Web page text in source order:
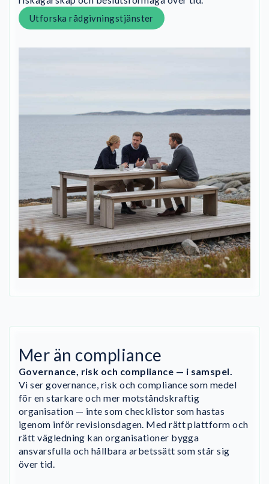
Utforska rådgivningstjänster
Mer än compliance
Governance, risk och compliance — i samspel.
Vi ser governance, risk och compliance som medel
för en starkare och mer motståndskraftig
organisation — inte som checklistor som hastas
igenom inför revisionsdagen. Med rätt plattform och
rätt vägledning kan organisationer bygga
ansvarsfulla och hållbara arbetssätt som står sig
över tid.